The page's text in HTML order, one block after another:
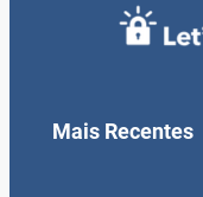
Mais Recentes